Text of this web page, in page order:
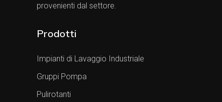
provenienti dal settore.
Prodotti
Impianti di Lavaggio Industriale
Gruppi Pompa
Pulirotanti